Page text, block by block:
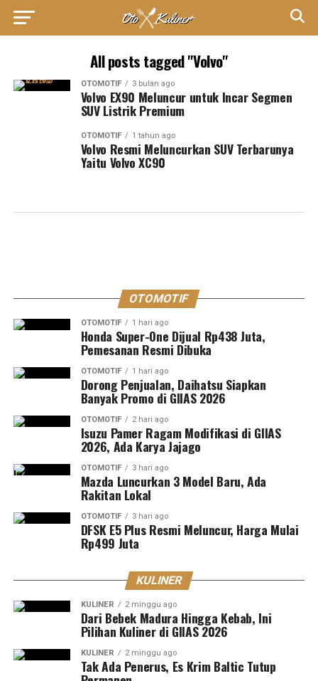
All posts tagged "Volvo"
OTOMOTIF 3 bulan ago
Volvo EX90 Meluncur untuk Incar Segmen
SUV Listrik Premium
OTOMOTIF 1 tahun ago
Volvo Resmi Meluncurkan SUV Terbarunya
Yaitu Volvo XC90
OTOMOTIF
OTOMOTIF 1 hari ago
Honda Super-One Dijual Rp438 Juta,
Pemesanan Resmi Dibuka
OTOMOTIF 1 hari ago
Dorong Penjualan, Daihatsu Siapkan
Banyak Promo di GIIAS 2026
OTOMOTIF 2 hari ago
Isuzu Pamer Ragam Modifikasi di GIIAS
2026, Ada Karya Jajago
OTOMOTIF 3 hari ago
Mazda Luncurkan 3 Model Baru, Ada
Rakitan Lokal
OTOMOTIF 3 hari ago
DFSK E5 Plus Resmi Meluncur, Harga Mulai
Rp499 Juta
KULINER
KULINER 2 minggu ago
Dari Bebek Madura Hingga Kebab, Ini
Pilihan Kuliner di GIIAS 2026
KULINER 2 minggu ago
Tak Ada Penerus, Es Krim Baltic Tutup